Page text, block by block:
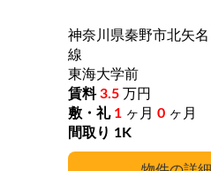
神奈川県秦野市北矢名
線
東海大学前
3.5 万円
1 ヶ月 0 ヶ月
1K